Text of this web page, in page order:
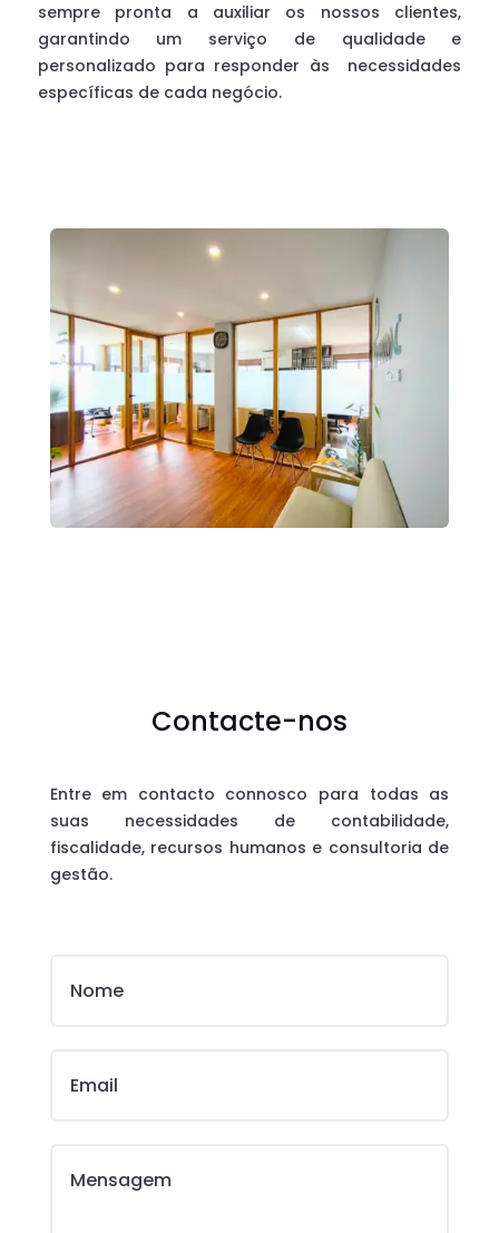
sempre pronta a auxiliar os nossos clientes,
garantindo um serviço de qualidade e
personalizado para responder às
necessidades
específicas de cada negócio.
Contacte-nos
Entre em contacto connosco para todas as
suas necessidades de contabilidade,
fiscalidade, recursos humanos e consultoria de
gestão.